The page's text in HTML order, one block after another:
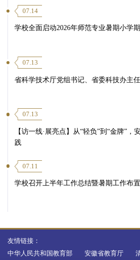
07.14
学校全面启动2026年师范专业暑期小学期
07.13
省科学技术厅党组书记、省委科技办主
07.13
【访一线·展亮点】从“轻负”到“金牌”
践
07.11
学校召开上半年工作总结暨暑期工作布
友情链接：
中华人民共和国教育部
安徽省教育厅